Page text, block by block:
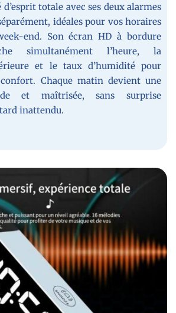
totale avec ses deux alarmes
idéales pour vos horaires
end. Son écran HD à bordure
simultanément l’heure, la
et le taux d’humidité pour
Chaque matin devient une
et maîtrisée, sans surprise
inattendu.